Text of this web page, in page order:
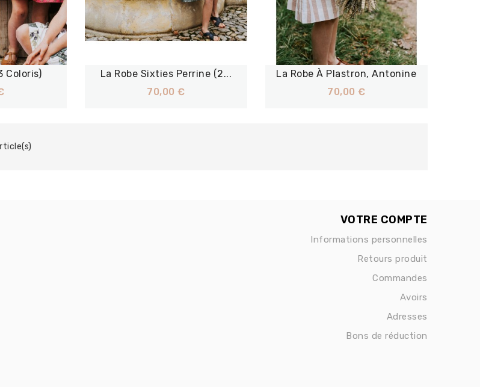
Coloris)
La Robe Sixties Perrine (2...
70,00 €
La Robe À Plastron, Antonine
70,00 €
VOTRE COMPTE
Informations personnelles
Retours produit
Commandes
Avoirs
Adresses
Bons de réduction